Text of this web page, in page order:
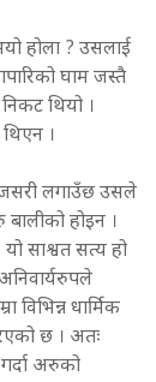
होला ? उसलाई
घाम जस्तै
थियो ।
।
लगाउँछ उसले
बालीको होइन ।
साश्वत सत्य हो
विभिन्न धार्मिक
छ । अतः
अरुको